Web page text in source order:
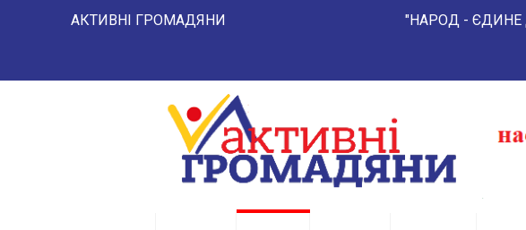
АКТИВНІ ГРОМАДЯНИ "НАРОД - ЄДИНЕ